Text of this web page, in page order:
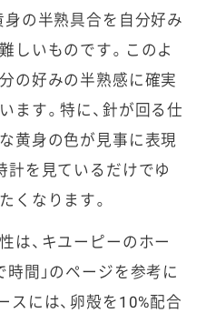
身の半熟具合を自分好み
しいものです。このよ
の好みの半熟感に確実
ます。特に、針が回る仕
黄身の色が見事に表現
計を見ているだけでゆ
くなります。
は、キユーピーのホー
間」のページを参考に
スには、卵殻を10%配合